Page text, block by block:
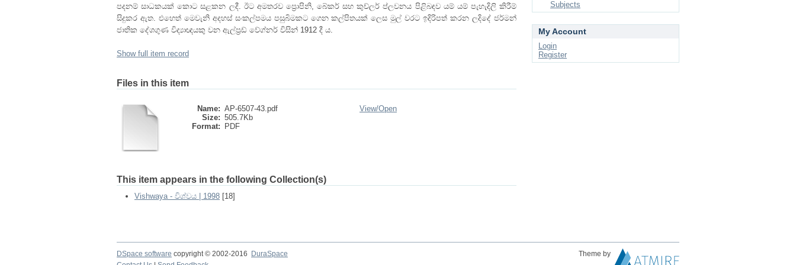
පදනම් සාධකයක් කොට සළකන ලදී. ඊට අමතරව ප්‍රොපිනි, බේකර් සහ කුච්ලර් ප්ලවනය පිළිබඳව යම් යම් පැහැදිලි කිරීම්
සිදුකර ඇත. එහෙත් මෙවැනි අදහස් සංකල්පමය පසුබිමකට ගෙන කල්පිතයක් ලෙස මුල් වරට ඉදිරිපත් කරන ලදිදේ ජර්මන්
ජාතික දේශගුණ විද්‍යාඥයකු වන ඇල්ප්‍රඩ් වේග්නර් විසින් 1912 දී ය.
Show full item record
Files in this item
Name: AP-6507-43.pdf
Size: 505.7Kb
Format:
PDF
View/Open
This item appears in the following Collection(s)
Vishwaya - විශ්වය | 1998 [18]
Subjects
My Account
Login
Register
DSpace software copyright © 2002-2016 DuraSpace
Theme by